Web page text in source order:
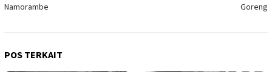
Namorambe
Goreng
POS TERKAIT